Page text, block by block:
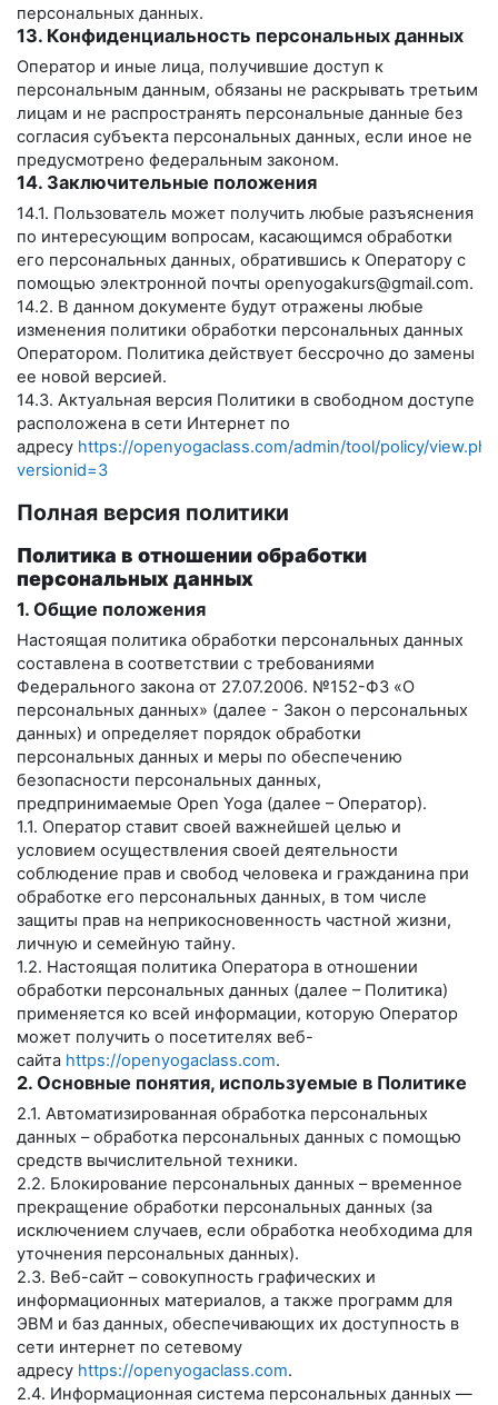
персональных данных.
13. Конфиденциальность персональных данных
Оператор и иные лица, получившие доступ к
персональным данным, обязаны не раскрывать третьим
лицам и не распространять персональные данные без
согласия субъекта персональных данных, если иное не
предусмотрено федеральным законом.
14. Заключительные положения
14.1. Пользователь может получить любые разъяснения
по интересующим вопросам, касающимся обработки
его персональных данных, обратившись к Оператору с
помощью электронной почты openyogakurs@gmail.com.
14.2. В данном документе будут отражены любые
изменения политики обработки персональных данных
Оператором. Политика действует бессрочно до замены
ее новой версией.
14.3. Актуальная версия Политики в свободном доступе
расположена в сети Интернет по
адресу https://openyogaclass.com/admin/tool/policy/
versionid=3
Полная версия политики
Политика в отношении обработки
персональных данных
1. Общие положения
Настоящая политика обработки персональных данных
составлена в соответствии с требованиями
Федерального закона от 27.07.2006. №152-ФЗ «О
персональных данных» (далее - Закон о персональных
данных) и определяет порядок обработки
персональных данных и меры по обеспечению
безопасности персональных данных,
предпринимаемые Open Yoga (далее – Оператор).
1.1. Оператор ставит своей важнейшей целью и
условием осуществления своей деятельности
соблюдение прав и свобод человека и гражданина при
обработке его персональных данных, в том числе
защиты прав на неприкосновенность частной жизни,
личную и семейную тайну.
1.2. Настоящая политика Оператора в отношении
обработки персональных данных (далее – Политика)
применяется ко всей информации, которую Оператор
может получить о посетителях веб-
сайта https://openyogaclass.com.
2. Основные понятия, используемые в Политике
2.1. Автоматизированная обработка персональных
данных – обработка персональных данных с помощью
средств вычислительной техники.
2.2. Блокирование персональных данных – временное
прекращение обработки персональных данных (за
исключением случаев, если обработка необходима для
уточнения персональных данных).
2.3. Веб-сайт – совокупность графических и
информационных материалов, а также программ для
ЭВМ и баз данных, обеспечивающих их доступность в
сети интернет по сетевому
адресу https://openyogaclass.com.
2.4. Информационная система персональных данных —